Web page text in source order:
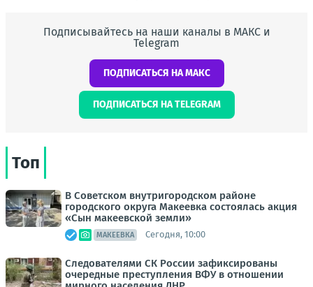
Подписывайтесь на наши каналы в МАКС и
Telegram
ПОДПИСАТЬСЯ НА МАКС
ПОДПИСАТЬСЯ НА TELEGRAM
Топ
В Советском внутригородском районе
городского округа Макеевка состоялась акция
«Сын макеевской земли»
МАКЕЕВКА Сегодня, 10:00
Следователями СК России зафиксированы
очередные преступления ВФУ в отношении